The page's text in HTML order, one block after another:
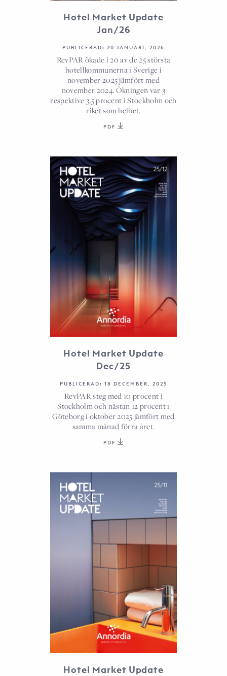
Hotel Market Update
Jan/26
PUBLICERAD: 20 JANUARI, 2026
RevPAR ökade i 20 av de 25 största
hotellkommunerna i Sverige i
november 2025 jämfört med
november 2024. Ökningen var 3
respektive 3,5 procent i Stockholm och
riket som helhet.
PDF
Hotel Market Update
Dec/25
PUBLICERAD: 18 DECEMBER, 2025
RevPAR steg med 10 procent i
Stockholm och nästan 12 procent i
Göteborg i oktober 2025 jämfört med
samma månad förra året.
PDF
Hotel Market Update